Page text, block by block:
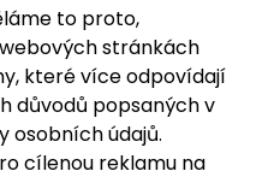
to proto,
stránkách
které více odpovídají
důvodů popsaných v
osobních údajů.
cílenou reklamu na